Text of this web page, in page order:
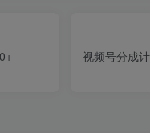
视频号分成